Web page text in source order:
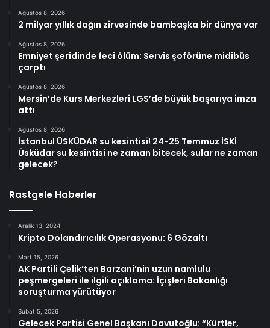
Ağustos 8, 2026
2 milyar yıllık dağın zirvesinde bambaşka bir dünya var
Ağustos 8, 2026
Emniyet şeridinde feci ölüm: Servis şoförüne midibüs
çarptı
Ağustos 8, 2026
Mersin’de Kurs Merkezleri LGS’de büyük başarıya imza
attı
Ağustos 8, 2026
İstanbul ÜSKÜDAR su kesintisi! 24-25 Temmuz İSKİ
Üsküdar su kesintisi ne zaman bitecek, sular ne zaman
gelecek?
Rastgele Haberler
Aralık 13, 2024
Kripto Dolandırıcılık Operasyonu: 6 Gözaltı
Mart 15, 2026
AK Partili Çelik’ten Barzani’nin uzun namlulu
peşmergeleri ile ilgili açıklama: İçişleri Bakanlığı
soruşturma yürütüyor
Şubat 5, 2026
Gelecek Partisi Genel Başkanı Davutoğlu: “Kürtler,